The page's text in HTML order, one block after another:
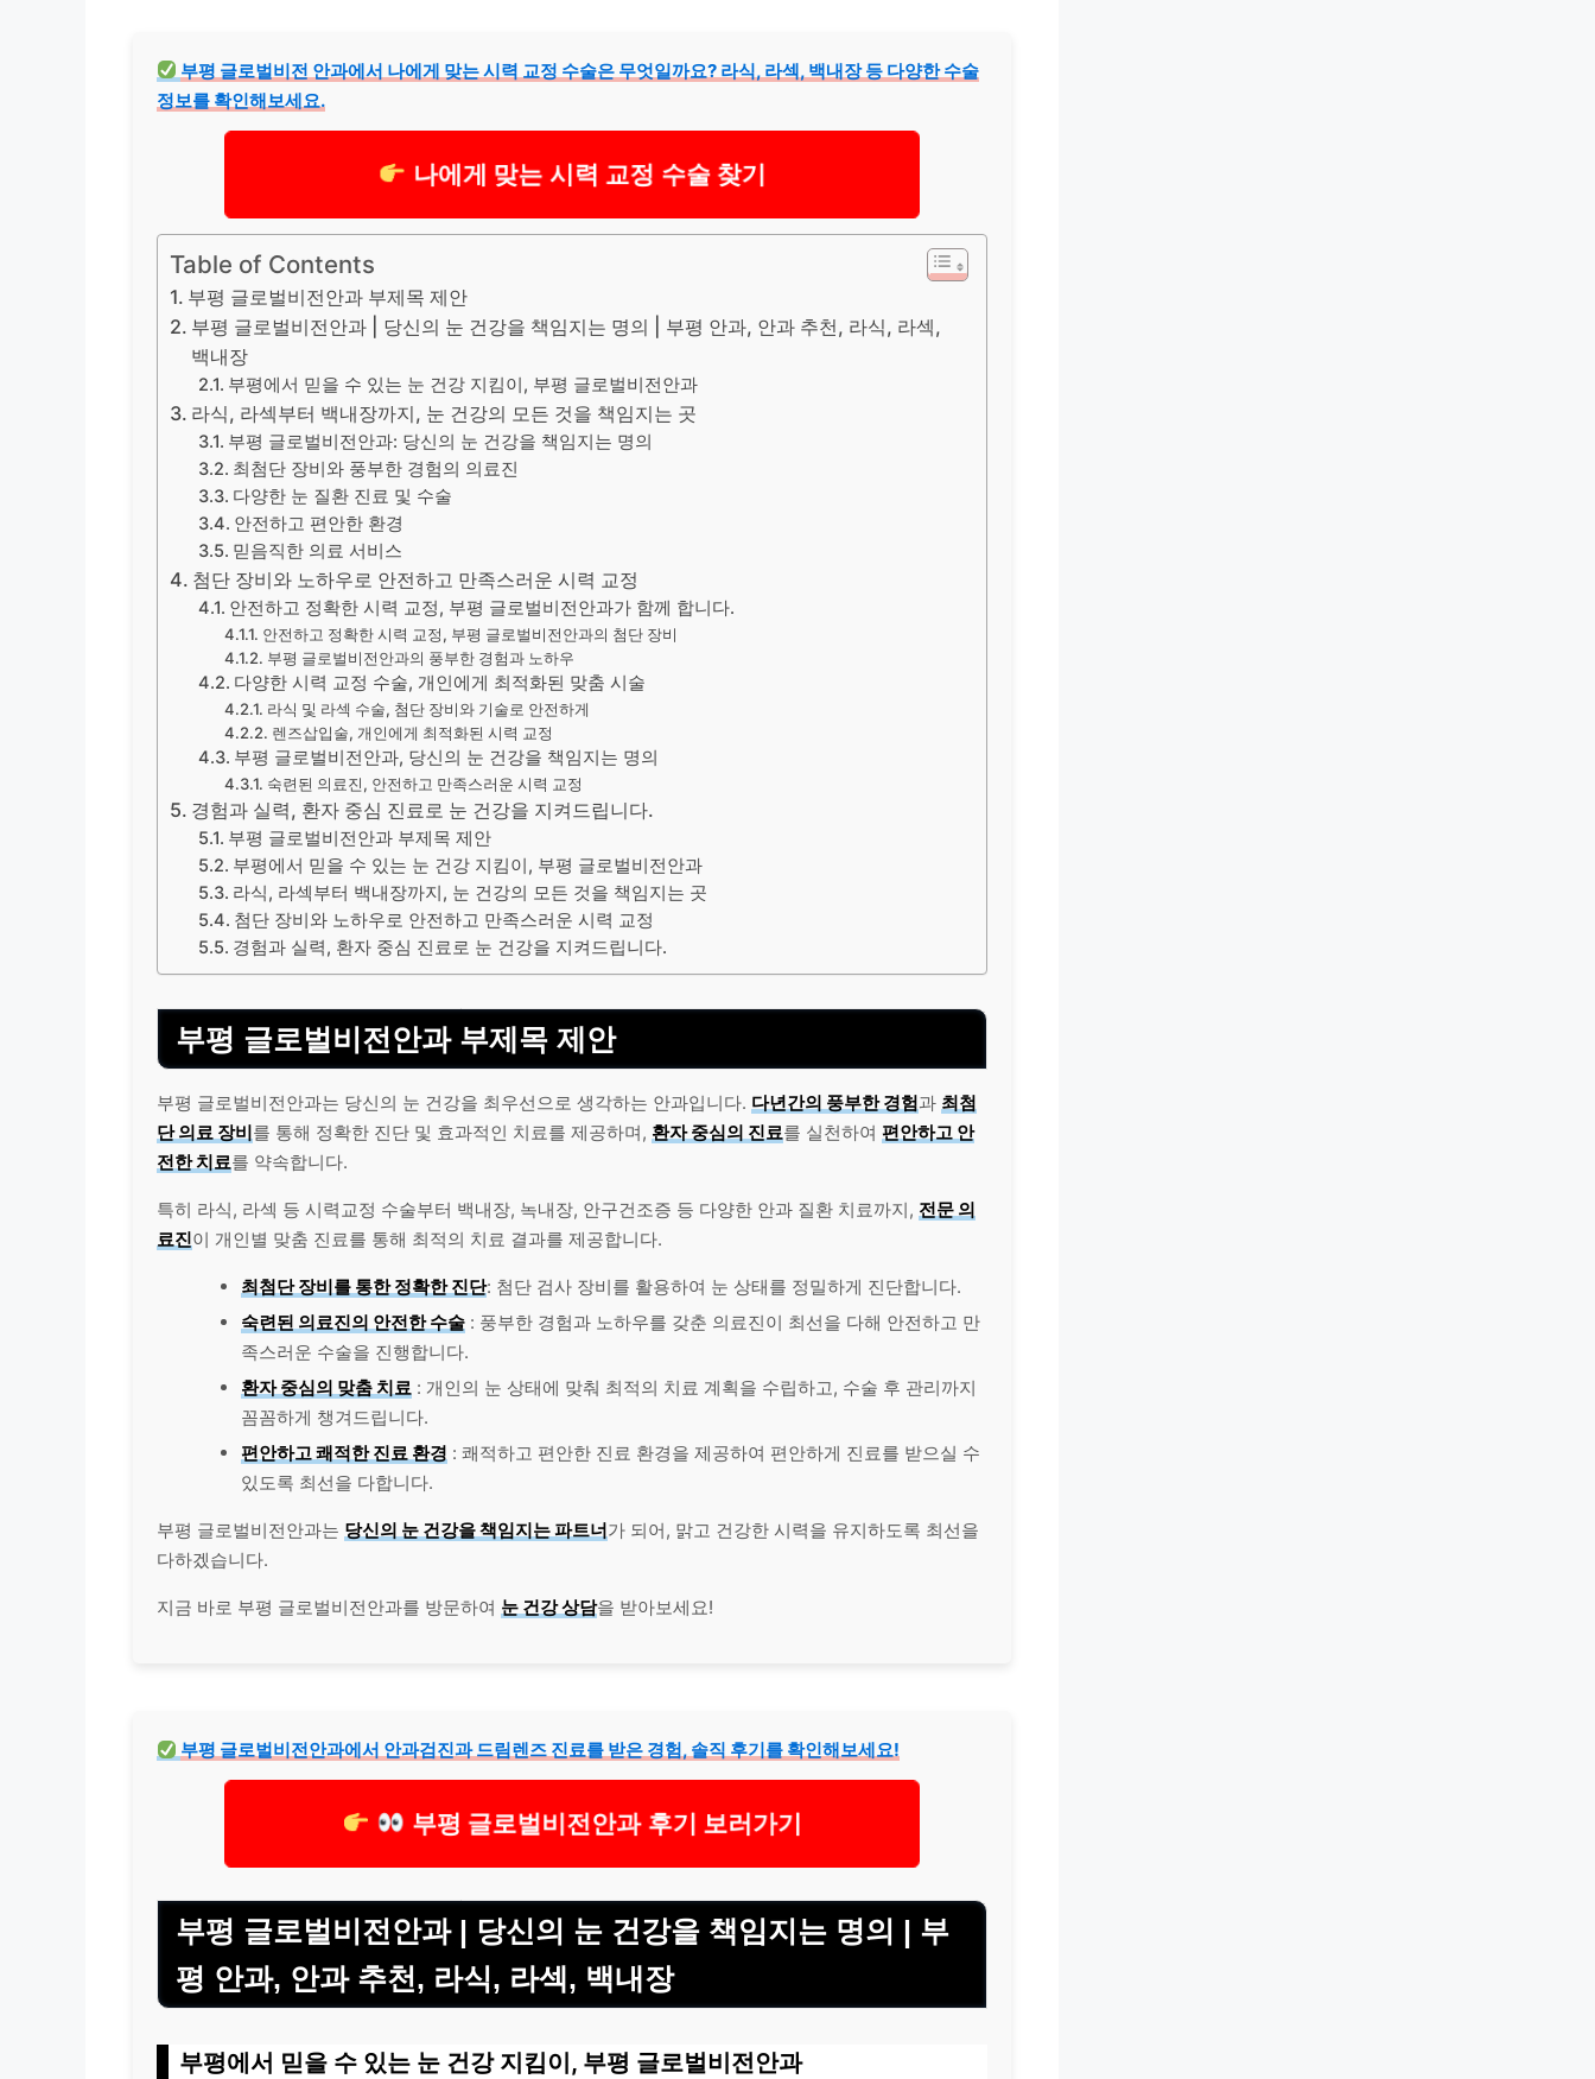
부평 글로벌비전 안과에서 나에게 맞는 시력 교정 수술은 무엇일까요? 라식, 라섹, 백내장 등 다양한 수술
정보를 확인해보세요.
나에게 맞는 시력 교정 수술 찾기
Table of Contents
부평 글로벌비전안과 부제목 제안
부평 글로벌비전안과 | 당신의 눈 건강을 책임지는 명의 | 부평 안과, 안과 추천, 라식, 라섹,
백내장
부평에서 믿을 수 있는 눈 건강 지킴이, 부평 글로벌비전안과
라식, 라섹부터 백내장까지, 눈 건강의 모든 것을 책임지는 곳
부평 글로벌비전안과: 당신의 눈 건강을 책임지는 명의
최첨단 장비와 풍부한 경험의 의료진
다양한 눈 질환 진료 및 수술
안전하고 편안한 환경
믿음직한 의료 서비스
첨단 장비와 노하우로 안전하고 만족스러운 시력 교정
안전하고 정확한 시력 교정, 부평 글로벌비전안과가 함께 합니다.
안전하고 정확한 시력 교정, 부평 글로벌비전안과의 첨단 장비
부평 글로벌비전안과의 풍부한 경험과 노하우
다양한 시력 교정 수술, 개인에게 최적화된 맞춤 시술
라식 및 라섹 수술, 첨단 장비와 기술로 안전하게
렌즈삽입술, 개인에게 최적화된 시력 교정
부평 글로벌비전안과, 당신의 눈 건강을 책임지는 명의
숙련된 의료진, 안전하고 만족스러운 시력 교정
경험과 실력, 환자 중심 진료로 눈 건강을 지켜드립니다.
부평 글로벌비전안과 부제목 제안
부평에서 믿을 수 있는 눈 건강 지킴이, 부평 글로벌비전안과
라식, 라섹부터 백내장까지, 눈 건강의 모든 것을 책임지는 곳
첨단 장비와 노하우로 안전하고 만족스러운 시력 교정
경험과 실력, 환자 중심 진료로 눈 건강을 지켜드립니다.
부평 글로벌비전안과 부제목 제안
부평 글로벌비전안과는 당신의 눈 건강을 최우선으로 생각하는 안과입니다. 다년간의 풍부한 경험과 최첨
단 의료 장비를 통해 정확한 진단 및 효과적인 치료를 제공하며, 환자 중심의 진료를 실천하여 편안하고 안
전한 치료를 약속합니다.
특히 라식, 라섹 등 시력교정 수술부터 백내장, 녹내장, 안구건조증 등 다양한 안과 질환 치료까지, 전문 의
료진이 개인별 맞춤 진료를 통해 최적의 치료 결과를 제공합니다.
최첨단 장비를 통한 정확한 진단: 첨단 검사 장비를 활용하여 눈 상태를 정밀하게 진단합니다.
숙련된 의료진의 안전한 수술 : 풍부한 경험과 노하우를 갖춘 의료진이 최선을 다해 안전하고 만
족스러운 수술을 진행합니다.
환자 중심의 맞춤 치료 : 개인의 눈 상태에 맞춰 최적의 치료 계획을 수립하고, 수술 후 관리까지
꼼꼼하게 챙겨드립니다.
편안하고 쾌적한 진료 환경 : 쾌적하고 편안한 진료 환경을 제공하여 편안하게 진료를 받으실 수
있도록 최선을 다합니다.
부평 글로벌비전안과는 당신의 눈 건강을 책임지는 파트너가 되어, 맑고 건강한 시력을 유지하도록 최선을
다하겠습니다.
지금 바로 부평 글로벌비전안과를 방문하여 눈 건강 상담을 받아보세요!
부평 글로벌비전안과에서 안과검진과 드림렌즈 진료를 받은 경험, 솔직 후기를 확인해보세요!
부평 글로벌비전안과 후기 보러가기
부평 글로벌비전안과 | 당신의 눈 건강을 책임지는 명의 | 부
평 안과, 안과 추천, 라식, 라섹, 백내장
부평에서 믿을 수 있는 눈 건강 지킴이, 부평 글로벌비전안과